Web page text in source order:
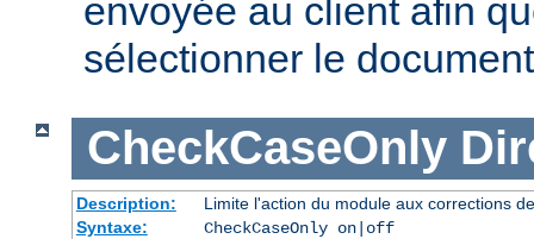
envoyée au client afin
sélectionner le
CheckCaseOnly
Description:
Limite l'action du module aux corrections
Syntaxe:
CheckCaseOnly on|off